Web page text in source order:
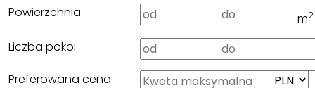
Powierzchnia
m2
Liczba pokoi
Preferowana cena